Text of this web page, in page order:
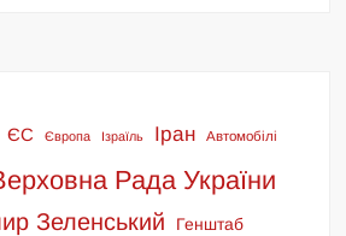
ЄС Європа Ізраїль Іран Автомобілі
Рада України
Зеленський Генштаб